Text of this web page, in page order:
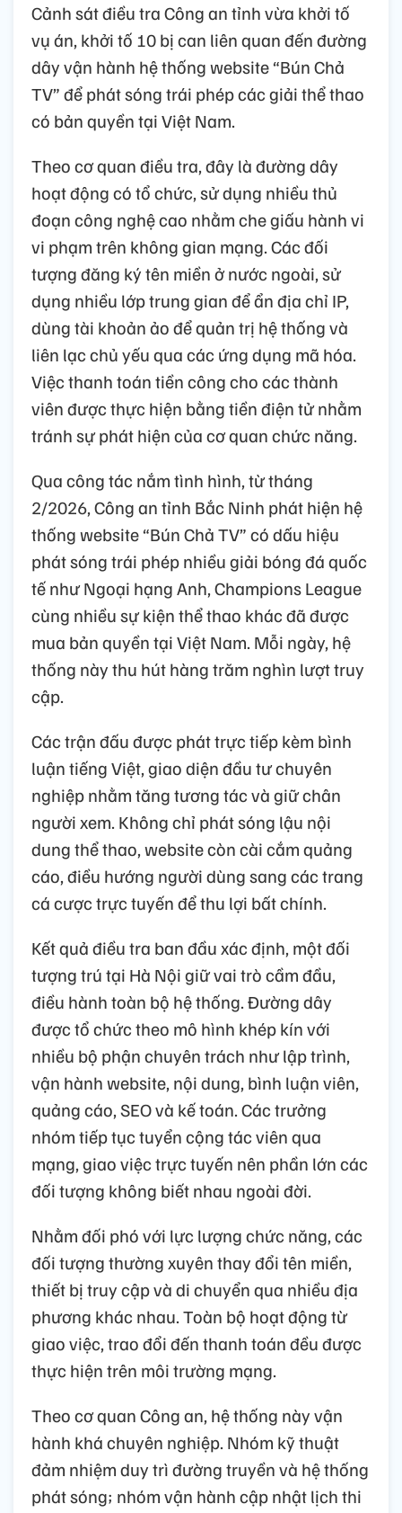
Cảnh sát điều tra Công an tỉnh vừa khởi tố
vụ án, khởi tố 10 bị can liên quan đến đường
dây vận hành hệ thống website “Bún Chả
TV” để phát sóng trái phép các giải thể thao
có bản quyền tại Việt Nam.
Theo cơ quan điều tra, đây là đường dây
hoạt động có tổ chức, sử dụng nhiều thủ
đoạn công nghệ cao nhằm che giấu hành vi
vi phạm trên không gian mạng. Các đối
tượng đăng ký tên miền ở nước ngoài, sử
dụng nhiều lớp trung gian để ẩn địa chỉ IP,
dùng tài khoản ảo để quản trị hệ thống và
liên lạc chủ yếu qua các ứng dụng mã hóa.
Việc thanh toán tiền công cho các thành
viên được thực hiện bằng tiền điện tử nhằm
tránh sự phát hiện của cơ quan chức năng.
Qua công tác nắm tình hình, từ tháng
2/2026, Công an tỉnh Bắc Ninh phát hiện hệ
thống website “Bún Chả TV” có dấu hiệu
phát sóng trái phép nhiều giải bóng đá quốc
tế như Ngoại hạng Anh, Champions League
cùng nhiều sự kiện thể thao khác đã được
mua bản quyền tại Việt Nam. Mỗi ngày, hệ
thống này thu hút hàng trăm nghìn lượt truy
cập.
Các trận đấu được phát trực tiếp kèm bình
luận tiếng Việt, giao diện đầu tư chuyên
nghiệp nhằm tăng tương tác và giữ chân
người xem. Không chỉ phát sóng lậu nội
dung thể thao, website còn cài cắm quảng
cáo, điều hướng người dùng sang các trang
cá cược trực tuyến để thu lợi bất chính.
Kết quả điều tra ban đầu xác định, một đối
tượng trú tại Hà Nội giữ vai trò cầm đầu,
điều hành toàn bộ hệ thống. Đường dây
được tổ chức theo mô hình khép kín với
nhiều bộ phận chuyên trách như lập trình,
vận hành website, nội dung, bình luận viên,
quảng cáo, SEO và kế toán. Các trưởng
nhóm tiếp tục tuyển cộng tác viên qua
mạng, giao việc trực tuyến nên phần lớn các
đối tượng không biết nhau ngoài đời.
Nhằm đối phó với lực lượng chức năng, các
đối tượng thường xuyên thay đổi tên miền,
thiết bị truy cập và di chuyển qua nhiều địa
phương khác nhau. Toàn bộ hoạt động từ
giao việc, trao đổi đến thanh toán đều được
thực hiện trên môi trường mạng.
Theo cơ quan Công an, hệ thống này vận
hành khá chuyên nghiệp. Nhóm kỹ thuật
đảm nhiệm duy trì đường truyền và hệ thống
phát sóng; nhóm vận hành cập nhật lịch thi